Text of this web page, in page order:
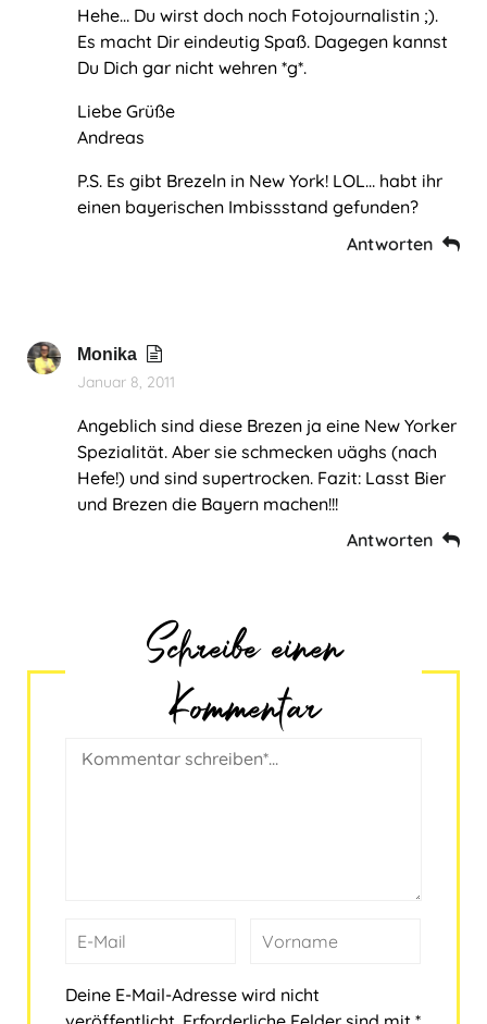
Hehe… Du wirst doch noch Fotojournalistin ;).
Es macht Dir eindeutig Spaß. Dagegen kannst
Du Dich gar nicht wehren *g*.
Liebe Grüße
Andreas
P.S. Es gibt Brezeln in New York! LOL… habt ihr
einen bayerischen Imbissstand gefunden?
Antworten
Monika
Januar 8, 2011
Angeblich sind diese Brezen ja eine New Yorker
Spezialität. Aber sie schmecken uäghs (nach
Hefe!) und sind supertrocken. Fazit: Lasst Bier
und Brezen die Bayern machen!!!
Antworten
Schreibe einen
Kommentar
Deine E-Mail-Adresse wird nicht